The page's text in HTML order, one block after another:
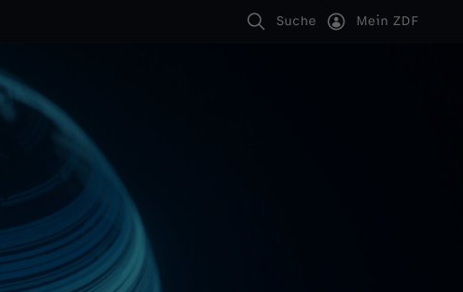
Suche Mein ZDF